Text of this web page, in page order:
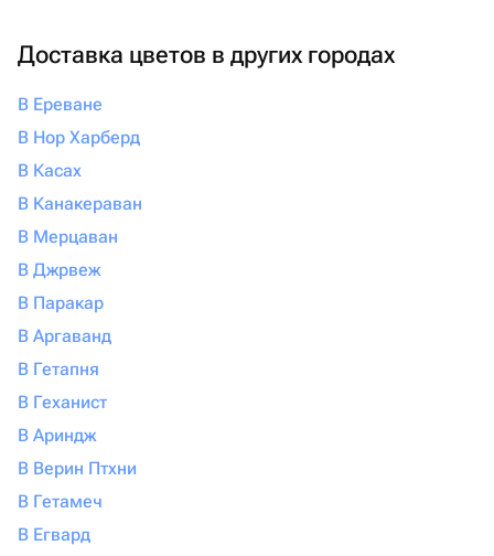
Доставка цветов в других городах
В Ереване
В Нор Харберд
В Касах
В Канакераван
В Мерцаван
В Джрвеж
В Паракар
В Аргаванд
В Гетапня
В Геханист
В Ариндж
В Верин Птхни
В Гетамеч
В Егвард